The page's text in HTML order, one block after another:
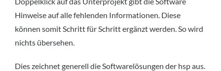
Hinweise auf alle fehlenden Informationen. Diese
können somit Schritt für Schritt ergänzt werden. So wird
nichts übersehen.
Dies zeichnet generell die Softwarelösungen der hsp aus.